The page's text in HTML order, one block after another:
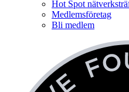
Hot Spot
Medlemsföretag
Bli medlem